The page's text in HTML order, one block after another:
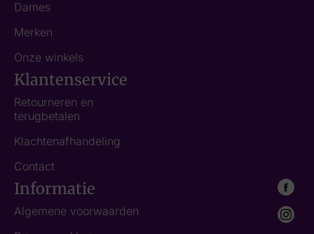
Dames
Merken
Onze winkels
Klantenservice
Retourneren en
terugbetalen
Klachtenafhandeling
Contact
Informatie
Algemene voorwaarden